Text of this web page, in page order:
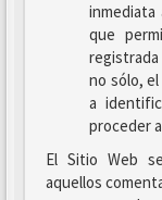
inmediata
que
no sólo,
a
proceder
El Sitio Web
aquellos